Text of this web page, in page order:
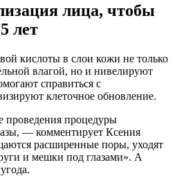
лица, чтобы
лет
кислоты в слои кожи не только
влагой, но и нивелируют
справиться с
клеточное обновление.
проведения процедуры
— комментирует Ксения
расширенные поры, уходят
и мешки под глазами». А